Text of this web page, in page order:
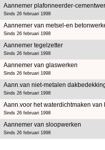
Aannemer plafonneerder-
Sinds 26 februari 1998
Aannemer van metsel-en
Sinds 26 februari 1998
Aannemer tegelzetter
Sinds 26 februari 1998
Aannemer van glaswerken
Sinds 26 februari 1998
Aann.van niet-metalen
Sinds 26 februari 1998
Aann.voor het waterdichtmaken van
Sinds 26 februari 1998
Aannemer van sloopwerken
Sinds 26 februari 1998